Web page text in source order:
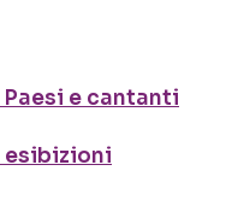
e cantanti
esibizioni